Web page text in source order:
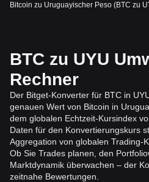
Bitcoin zu Uruguayischer Peso (BTC zu
BTC zu UYU
Rechner
Der Bitget-Konverter für BTC in
genauen Wert von Bitcoin in
dem globalen Echtzeit-Kursindex
Daten für den Konvertierungskurs
Aggregation von globalen Trading-
Ob Sie Trades planen, den
Marktdynamik überwachen – der
zeitnahe Bewertungen.